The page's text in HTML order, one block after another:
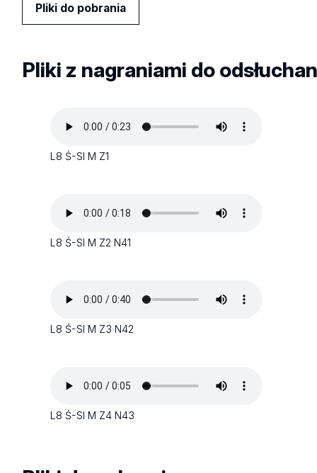
Pliki do pobrania
Pliki z nagraniami do
L8 Ś-SI M Z1
L8 Ś-SI M Z2 N41
L8 Ś-SI M Z3 N42
L8 Ś-SI M Z4 N43